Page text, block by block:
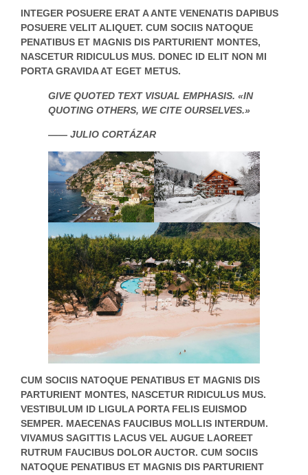
INTEGER POSUERE ERAT A ANTE VENENATIS DAPIBUS
POSUERE VELIT ALIQUET. CUM SOCIIS NATOQUE
PENATIBUS ET MAGNIS DIS PARTURIENT MONTES,
NASCETUR RIDICULUS MUS. DONEC ID ELIT NON MI
PORTA GRAVIDA AT EGET METUS.
GIVE QUOTED TEXT VISUAL EMPHASIS. «IN
QUOTING OTHERS, WE CITE OURSELVES.»
—— JULIO CORTÁZAR
CUM SOCIIS NATOQUE PENATIBUS ET MAGNIS DIS
PARTURIENT MONTES, NASCETUR RIDICULUS MUS.
VESTIBULUM ID LIGULA PORTA FELIS EUISMOD
SEMPER. MAECENAS FAUCIBUS MOLLIS INTERDUM.
VIVAMUS SAGITTIS LACUS VEL AUGUE LAOREET
RUTRUM FAUCIBUS DOLOR AUCTOR. CUM SOCIIS
NATOQUE PENATIBUS ET MAGNIS DIS PARTURIENT